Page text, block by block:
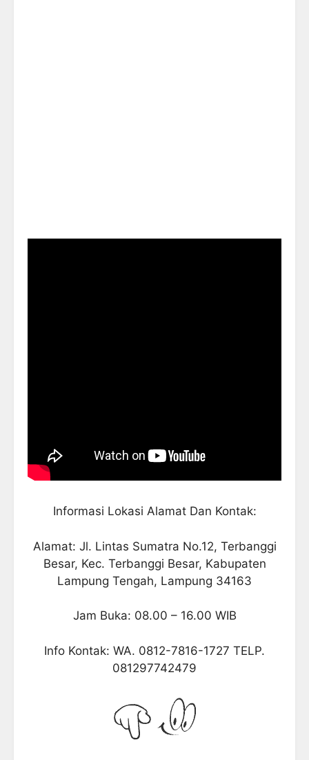
Informasi Lokasi Alamat Dan Kontak:
Alamat: Jl. Lintas Sumatra No.12, Terbanggi
Besar, Kec. Terbanggi Besar, Kabupaten
Lampung Tengah, Lampung 34163
Jam Buka: 08.00 – 16.00 WIB
Info Kontak: WA. 0812-7816-1727 TELP.
081297742479